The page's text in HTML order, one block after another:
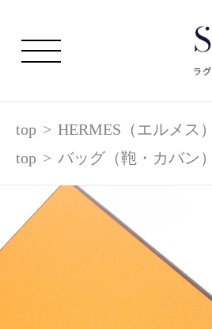
top > HERMES（エルメス）
top > バッグ（鞄・カバン）